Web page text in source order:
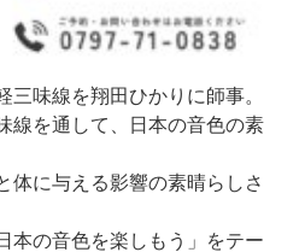
味線を翔田ひかりに師事。
、日本の音色の素
影響の素晴らしさ
楽しもう」をテー